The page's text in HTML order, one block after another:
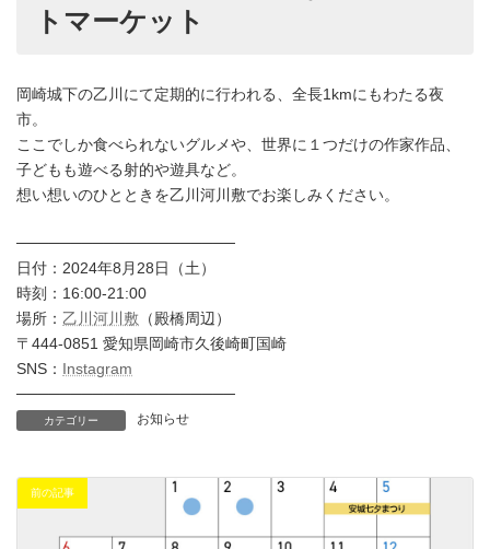
トマーケット
岡崎城下の乙川にて定期的に行われる、全長1kmにもわたる夜
市。
ここでしか食べられないグルメや、世界に１つだけの作家作品、
子どもも遊べる射的や遊具など。
想い想いのひとときを乙川河川敷でお楽しみください。
────────────────────
日付：2024年8月28日（土）
時刻：16:00-21:00
場所： 乙川河川敷 （殿橋周辺）
〒444-0851 愛知県岡崎市久後崎町国崎
SNS： Instagram
────────────────────
カテゴリー お知らせ
前の記事